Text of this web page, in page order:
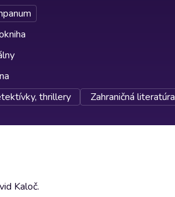
thrillery Zahraničná literatúra
Kaloč.